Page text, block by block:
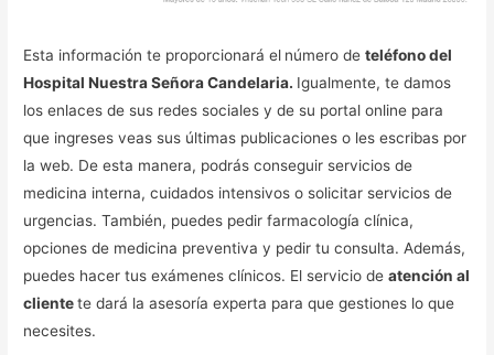
Esta información te proporcionará el número deteléfono del
Hospital Nuestra Señora Candelaria. Igualmente, te damos
los enlaces de sus redes sociales y de su portal online para
que ingreses veas sus últimas publicaciones o les escribas por
la web. De esta manera, podrás conseguir servicios de
medicina interna, cuidados intensivos o solicitar servicios de
urgencias. También, puedes pedir farmacología clínica,
opciones de medicina preventiva y pedir tu consulta. Además,
puedes hacer tus exámenes clínicos. El servicio deatención al
clientete dará la asesoría experta para que gestiones lo que
necesites.